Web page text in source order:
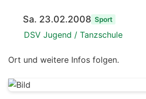
Sa. 23.02.2008 Sport
DSV Jugend / Tanzschule
Ort und weitere Infos folgen.